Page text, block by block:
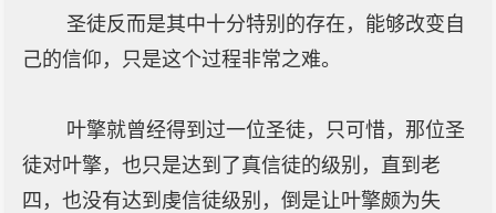
圣徒反而是其中十分特别的存在，能够改变自
己的信仰，只是这个过程非常之难。
叶擎就曾经得到过一位圣徒，只可惜，那位圣
徒对叶擎，也只是达到了真信徒的级别，直到老
四，也没有达到虔信徒级别，倒是让叶擎颇为失